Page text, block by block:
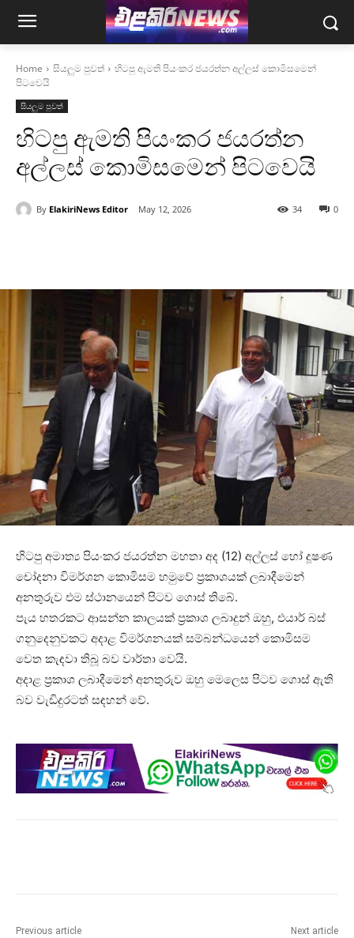
Home සියලුම පුවත්
හිටපු ඇමති පියංකර ජයරත්න අල්ලස් කොමිසමෙන්
පිටවෙයි
සියලුම පුවත්
හිටපු ඇමති පියංකර ජයරත්න
අල්ලස් කොමිසමෙන් පිටවෙයි
By ElakiriNews Editor May 12, 2026 0
34
හිටපු අමාත්‍ය පියංකර ජයරත්න මහතා අද (12) අල්ලස් හෝ දූෂණ
චෝදනා විමර්ශන කොමිසම හමුවේ ප්‍රකාශයක් ලබාදීමෙන්
අනතුරුව එම ස්ථානයෙන් පිටව ගොස් තිබේ.
පැය හතරකට ආසන්න කාලයක් ප්‍රකාශ ලබාදුන් ඔහු, එයාර් බස්
ගනුදෙනුවකට අදාළ විමර්ශනයක් සම්බන්ධයෙන් කොමිසම
වෙත කැඳවා තිබූ බව වාර්තා වෙයි.
අදාළ ප්‍රකාශ ලබාදීමෙන් අනතුරුව ඔහු මෙලෙස පිටව ගොස් ඇති
බව වැඩිදුරටත් සඳහන් වේ.
Previous article Next article